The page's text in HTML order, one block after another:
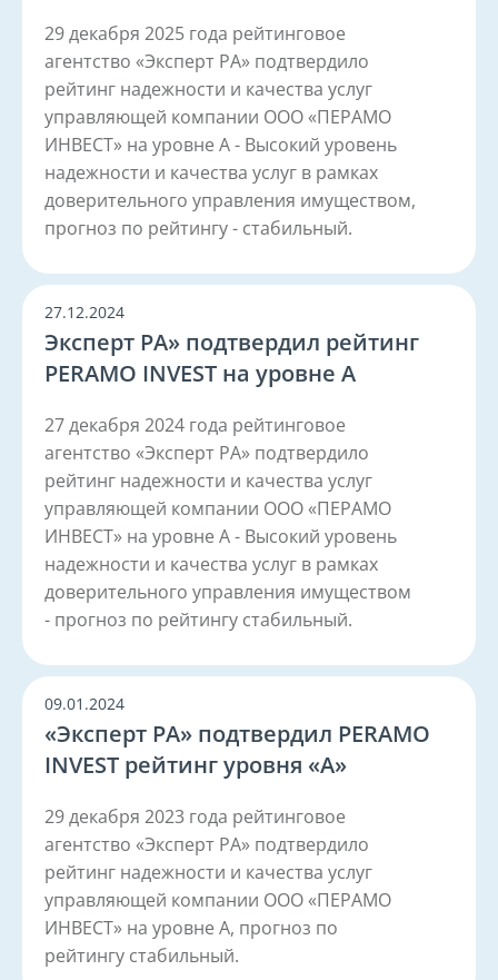
29 декабря 2025 года рейтинговое
агентство «Эксперт РА» подтвердило
рейтинг надежности и качества услуг
управляющей компании ООО «ПЕРАМО
ИНВЕСТ» на уровне А - Высокий уровень
надежности и качества услуг в рамках
доверительного управления имуществом,
прогноз по рейтингу - стабильный.
27.12.2024
Эксперт РА» подтвердил рейтинг
PERAMO INVEST на уровне А
27 декабря 2024 года рейтинговое
агентство «Эксперт РА» подтвердило
рейтинг надежности и качества услуг
управляющей компании ООО «ПЕРАМО
ИНВЕСТ» на уровне А - Высокий уровень
надежности и качества услуг в рамках
доверительного управления имуществом
- прогноз по рейтингу стабильный.
09.01.2024
«Эксперт РА» подтвердил PERAMO
INVEST рейтинг уровня «A»
29 декабря 2023 года рейтинговое
агентство «Эксперт РА» подтвердило
рейтинг надежности и качества услуг
управляющей компании ООО «ПЕРАМО
ИНВЕСТ» на уровне А, прогноз по
рейтингу стабильный.